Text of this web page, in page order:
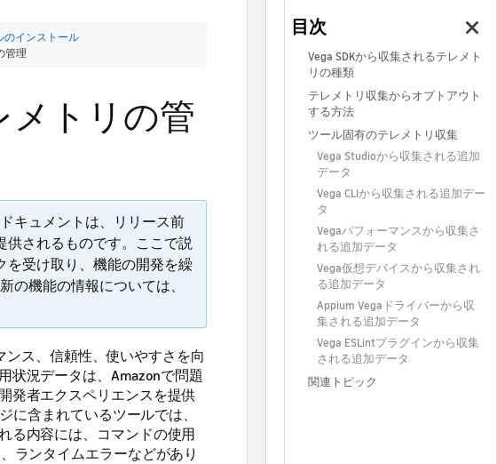
のインストール
管理
メトリの管
キュメントは、リリース前
供されるものです。ここで説
を受け取り、機能の開発を繰
の機能の情報については、
ンス、信頼性、使いやすさを向
状況データは、Amazonで問題
発者エクスペリエンスを提供
に含まれているツールでは、
る内容には、コマンドの使用
ランタイムエラーなどがあり
Vega SDKから収集されるテレメト
リの種類
テレメトリ収集からオプトアウト
する方法
ツール固有のテレメトリ収集
Vega Studioから収集される追加
データ
Vega CLIから収集される追加デー
タ
Vegaパフォーマンスから収集さ
れる追加データ
Vega仮想デバイスから収集され
る追加データ
Appium Vegaドライバーから収
集される追加データ
Vega ESLintプラグインから収集
される追加データ
関連トピック